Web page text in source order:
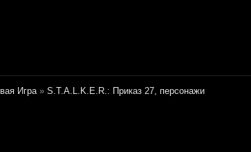
Игра » S.T.A.L.K.E.R.: Приказ 27, персонажи